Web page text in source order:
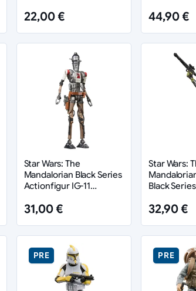
22,00 €
15 cm
44,90 €
Star Wars: The
Mandalorian Black Series
Actionfigur IG-11
31,00 €
Star Wars:
Black
32,90 €
PRE PRE